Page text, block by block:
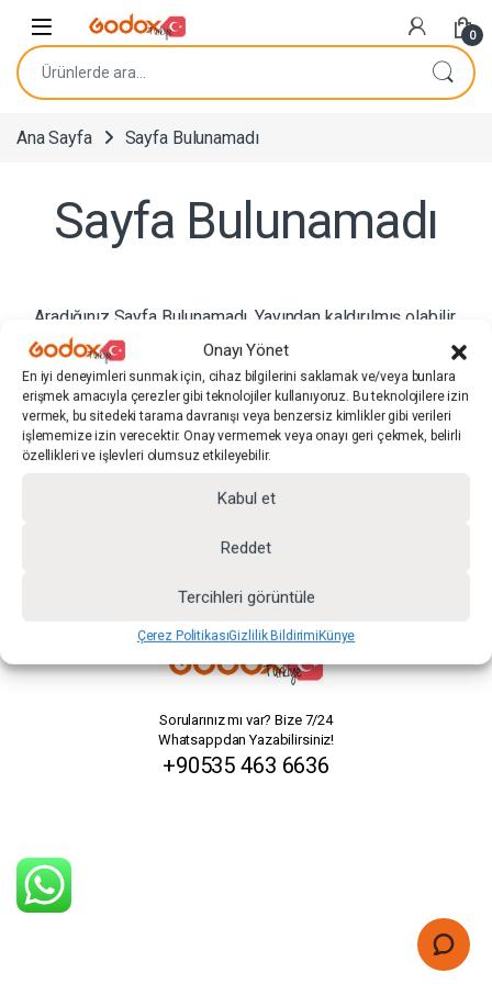
Onayı Yönet
En iyi deneyimleri sunmak için, cihaz bilgilerini saklamak ve/veya bunlara
erişmek amacıyla çerezler gibi teknolojiler kullanıyoruz. Bu teknolojilere izin
vermek, bu sitedeki tarama davranışı veya benzersiz kimlikler gibi verileri
işlememize izin verecektir. Onay vermemek veya onayı geri çekmek, belirli
özellikleri ve işlevleri olumsuz etkileyebilir.
Kabul et
Reddet
Tercihleri görüntüle
Çerez PolitikasıGizlilik BildirimiKünye
0
Ara:
Ana Sayfa Sayfa Bulunamadı
Sayfa Bulunamadı
Aradığınız Sayfa Bulunamadı. Yayından kaldırılmış olabilir.
Arama panelinden ilgili ürünü veya sayfayı arayabilirsiniz.
Hızlı Bağlantılar
Sorularınız mı var? Bize 7/24
Whatsappdan Yazabilirsiniz!
+90535 463 6636